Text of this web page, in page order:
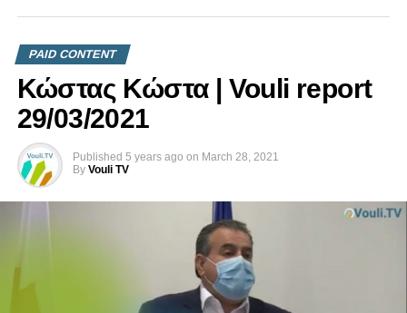
PAID CONTENT
Κώστας Κώστα | Vouli report
29/03/2021
Published 5 years ago on March 28, 2021
By Vouli TV